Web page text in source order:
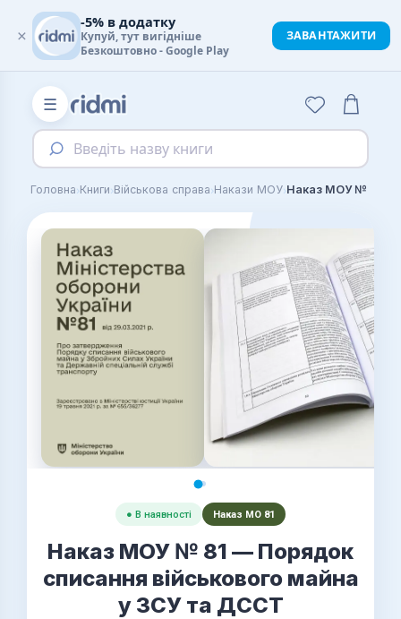
☰
Введіть назву книги
Головна›Книги›Військова справа›Накази МОУ›
● В наявності Наказ МО 81
Наказ МОУ № 81 — Порядок
списання військового майна
у ЗСУ та ДССТ
×
-5% в додатку
Купуй, тут вигідніше
Безкоштовно - Google Play
ЗАВАНТАЖИТИ